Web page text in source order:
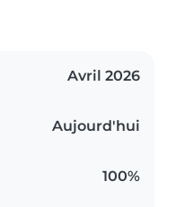
Avril 2026
Aujourd'hui
100%